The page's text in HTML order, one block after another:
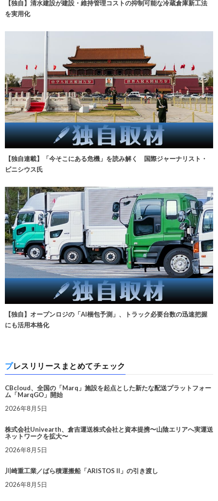
【独自】清水建設が建設・維持管理コストの抑制可能な冷蔵倉庫新工法
を実用化
【独自連載】「今そこにある危機」を読み解く 国際ジャーナリスト・
ビニシウス氏
【独自】オープンロジの「AI梱包予測」、トラック必要台数の迅速把握
にも活用本格化
プレスリリースまとめてチェック
CBcloud、全国の「Marq」施設を起点とした新たな配送プラットフォー
ム「MarqGO」開始
2026年8月5日
株式会社Univearth、倉吉運送株式会社と資本提携〜山陰エリアへ実運送
ネットワークを拡大〜
2026年8月5日
川崎重工業／ばら積運搬船「ARISTOS II」の引き渡し
2026年8月5日